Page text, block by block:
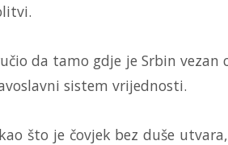
da tamo gdje je Srbin vezan
sistem vrijednosti.
što je čovjek bez duše